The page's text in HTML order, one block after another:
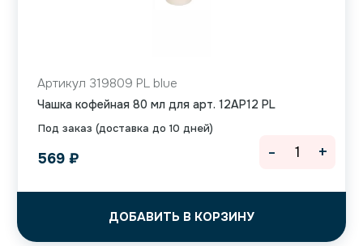
Под заказ (доставка до 10 дней)
Артикул 319809 PL blue
Чашка кофейная 80 мл для арт. 12AP12 PL
569 ₽
ДОБАВИТЬ В КОРЗИНУ
- +